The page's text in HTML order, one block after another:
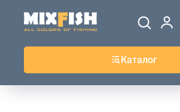
Каталог
ШАПКИ
ДЖЕРСИ
ВЕТРОВКИ И
ТОЛСТОВКИ